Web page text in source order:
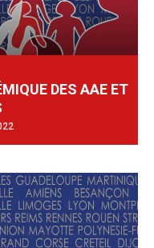
DES AAE ET